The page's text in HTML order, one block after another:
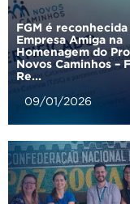
FGM é
Empresa Amiga na
Homenagem do
Novos Caminhos –
Re...
09/01/2026